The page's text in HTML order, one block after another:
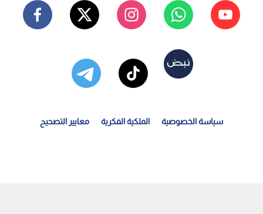
سياسة الخصوصية الملكية الفكرية معايير التصحيح